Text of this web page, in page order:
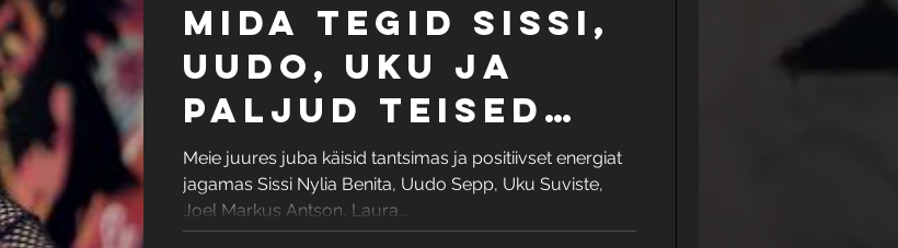
Mida tegid Sissi,
Uudo, Uku ja
paljud teised
Free Flows
detsembris?
Meie juures juba käisid tantsimas ja positiivset energiat
jagamas Sissi Nylia Benita, Uudo Sepp, Uku Suviste,
Joel Markus Antson, Laura...